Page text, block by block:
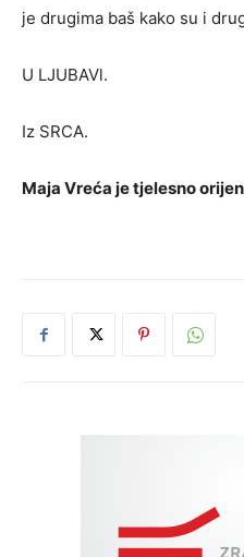
je drugima baš kako su i
U LJUBAVl.
Iz SRCA.
Maja Vreća je tjelesno